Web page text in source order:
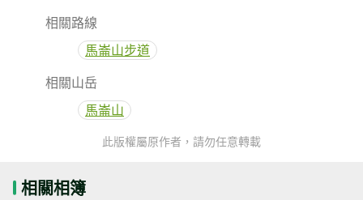
相關路線
馬崙山步道
相關山岳
馬崙山
此版權屬原作者，請勿任意轉載
相關相簿